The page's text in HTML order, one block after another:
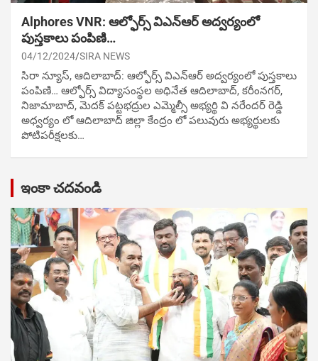
Alphores VNR: ఆల్ఫోర్స్ విఎన్ఆర్ అద్వర్యంలో
పుస్తకాలు పంపిణి…
04/12/2024 SIRA NEWS
సిరా న్యూస్, ఆదిలాబాద్: ఆల్ఫోర్స్ విఎన్ఆర్ అద్వర్యంలో పుస్తకాలు
పంపిణి… ఆల్ఫోర్స్ విద్యాసంస్థల అధినేత ఆదిలాబాద్, కరీంనగర్,
నిజామాబాద్, మెదక్ పట్టభద్రుల ఎమ్మెల్సీ అభ్యర్థి వి నరేందర్ రెడ్డి
అధ్వర్యం లో ఆదిలాబాద్ జిల్లా కేంద్రం లో పలువురు అభ్యర్థులకు
పోటిప‌రీక్ష‌ల‌కు…
ఇంకా చదవండి